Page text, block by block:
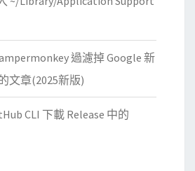
過濾掉 Google 新
文章(2025新版)
CLI 下載 Release 中的